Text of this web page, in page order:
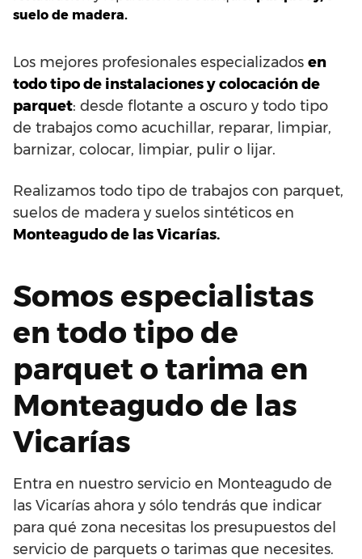
suelo de madera.
Los mejores profesionales especializados en
todo tipo de instalaciones y colocación de
parquet: desde flotante a oscuro y todo tipo
de trabajos como acuchillar, reparar, limpiar,
barnizar, colocar, limpiar, pulir o lijar.
Realizamos todo tipo de trabajos con parquet,
suelos de madera y suelos sintéticos en
Monteagudo de las Vicarías.
Somos especialistas
en todo tipo de
parquet o tarima en
Monteagudo de las
Vicarías
Entra en nuestro servicio en Monteagudo de
las Vicarías ahora y sólo tendrás que indicar
para qué zona necesitas los presupuestos del
servicio de parquets o tarimas que necesites.